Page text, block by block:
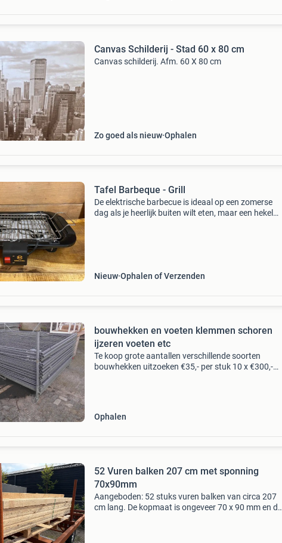
Canvas Schilderij - Stad 60 x 80 cm
Canvas schilderij. Afm. 60 X 80 cm
Zo goed als nieuw Ophalen
Tafel Barbeque - Grill
De elektrische barbecue is ideaal op een zomerse
dag als je heerlijk buiten wilt eten, maar een hekel
Nieuw Ophalen of Verzenden
bouwhekken en voeten klemmen schoren
ijzeren voeten etc
Te koop grote aantallen verschillende soorten
bouwhekken uitzoeken €35,- per stuk 10 x €300,-
Ophalen
52 Vuren balken 207 cm met sponning
70x90mm
Aangeboden: 52 stuks vuren balken van circa 207
cm lang. De kopmaat is ongeveer 70 x 90 mm en de